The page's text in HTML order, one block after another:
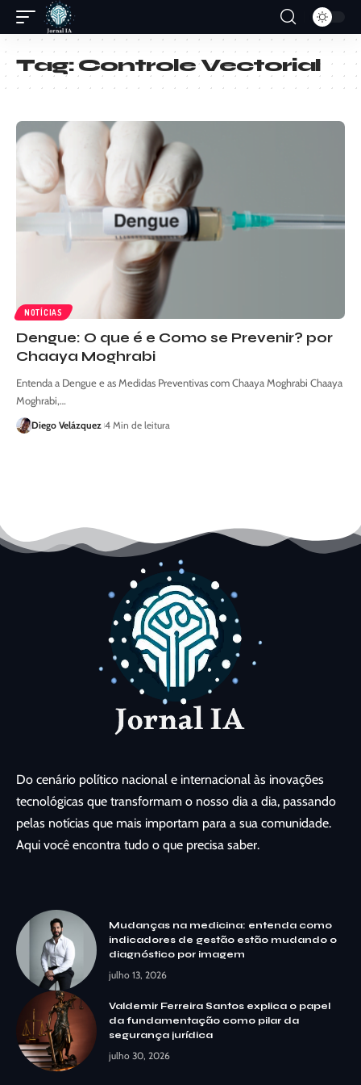
Tag:Controle Vectorial
NOTÍCIAS
Dengue: O que é e Como se Prevenir? por
Chaaya Moghrabi
Entenda a Dengue e as Medidas Preventivas com Chaaya Moghrabi Chaaya
Moghrabi,…
Diego Velázquez 4 Min de leitura
Do cenário político nacional e internacional às inovações
tecnológicas que transformam o nosso dia a dia, passando
pelas notícias que mais importam para a sua comunidade.
Aqui você encontra tudo o que precisa saber.
Mudanças na medicina: entenda como
indicadores de gestão estão mudando o
diagnóstico por imagem
julho 13, 2026
Valdemir Ferreira Santos explica o papel
da fundamentação como pilar da
segurança jurídica
julho 30, 2026